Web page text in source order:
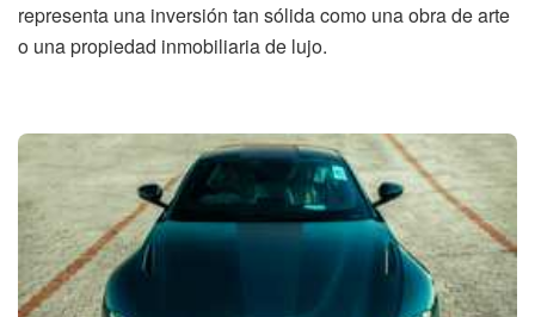
representa una inversión tan sólida como una obra de arte
o una propiedad inmobiliaria de lujo.